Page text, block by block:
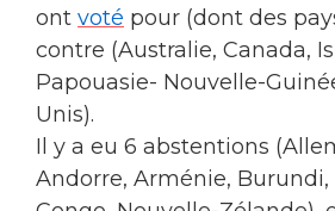
ont voté pour (dont des
contre (Australie, Canada,
Papouasie- Nouvelle-
Unis).
Il y a eu 6 abstentions
Andorre, Arménie, Burundi,